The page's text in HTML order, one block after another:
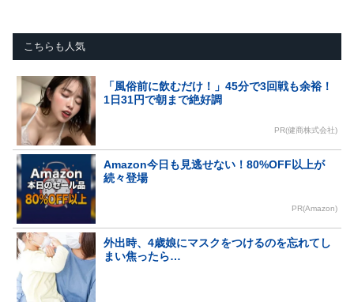
こちらも人気
「風俗前に飲むだけ！」45分で3回戦も余裕！
1日31円で朝まで絶好調
PR(健商株式会社)
Amazon今日も見逃せない！80%OFF以上が
続々登場
PR(Amazon)
外出時、4歳娘にマスクをつけるのを忘れてし
まい焦ったら…